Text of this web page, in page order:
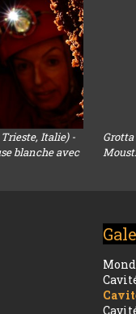
Italie) -
blanche avec